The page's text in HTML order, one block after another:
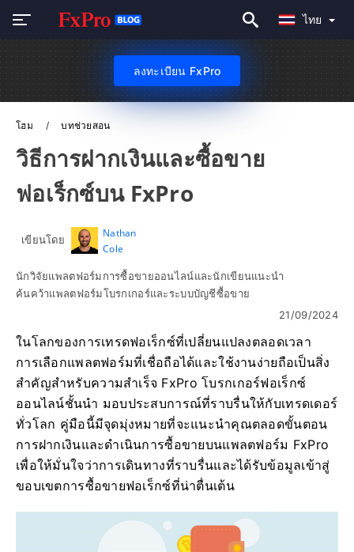
ไทย
ลงทะเบียน FxPro
โฮม บทช่วยสอน
วิธีการฝากเงินและซื้อขาย
ฟอเร็กซ์บน FxPro
เขียนโดย
Nathan
Cole
นักวิจัยแพลตฟอร์มการซื้อขายออนไลน์และนักเขียนแนะนำ
ค้นคว้าแพลตฟอร์มโบรกเกอร์และระบบบัญชีซื้อขาย
21/09/2024
ในโลกของการเทรดฟอเร็กซ์ที่เปลี่ยนแปลงตลอดเวลา
การเลือกแพลตฟอร์มที่เชื่อถือได้และใช้งานง่ายถือเป็นสิ่ง
สำคัญสำหรับความสำเร็จ FxPro โบรกเกอร์ฟอเร็กซ์
ออนไลน์ชั้นนำ มอบประสบการณ์ที่ราบรื่นให้กับเทรดเดอร์
ทั่วโลก คู่มือนี้มีจุดมุ่งหมายที่จะแนะนำคุณตลอดขั้นตอน
การฝากเงินและดำเนินการซื้อขายบนแพลตฟอร์ม FxPro
เพื่อให้มั่นใจว่าการเดินทางที่ราบรื่นและได้รับข้อมูลเข้าสู่
ขอบเขตการซื้อขายฟอเร็กซ์ที่น่าตื่นเต้น